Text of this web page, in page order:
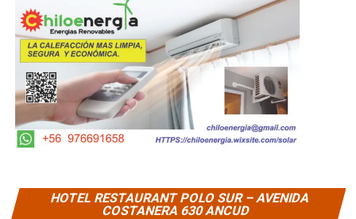
HOTEL RESTAURANT POLO SUR – AVENIDA
COSTANERA 630 ANCUD